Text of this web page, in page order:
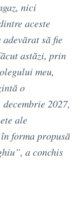
nici
aceste
adevărat să fie
astăzi, prin
meu,
o
2027,
ale
forma propusă
a conchis